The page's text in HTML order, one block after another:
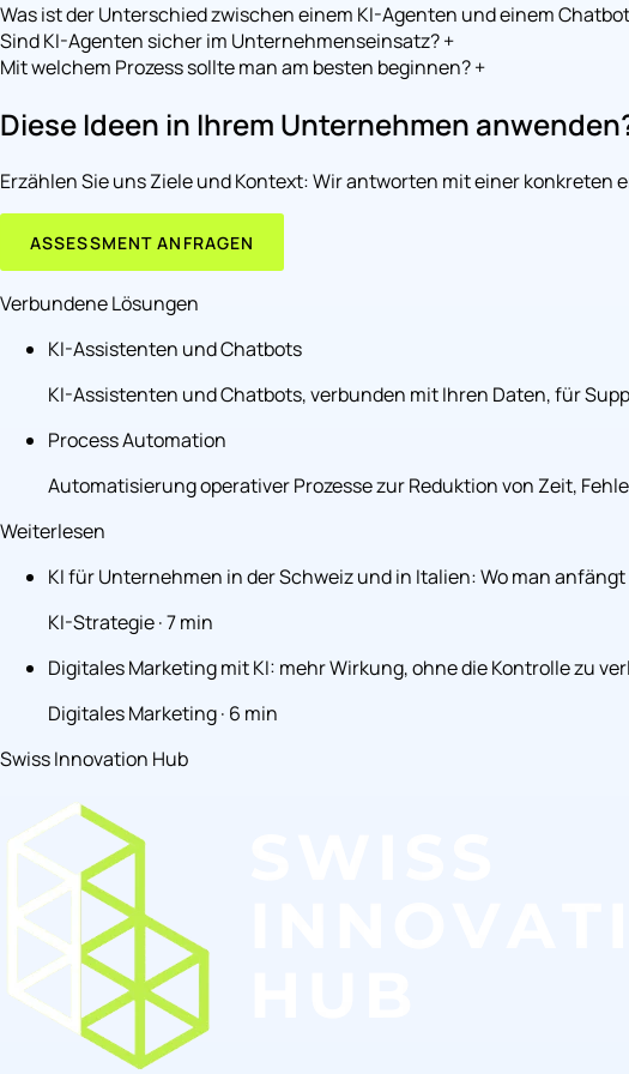
Was ist der Unterschied zwischen einem KI-Agenten und einem
Sind KI-Agenten sicher im Unternehmenseinsatz?+
Mit welchem Prozess sollte man am besten beginnen?+
Diese Ideen in Ihrem Unternehmen
Erzählen Sie uns Ziele und Kontext: Wir antworten mit einer
ASSESSMENT ANFRAGEN
Verbundene Lösungen
KI-Assistenten und Chatbots
KI-Assistenten und Chatbots, verbunden mit Ihren Daten, für
Process Automation
Automatisierung operativer Prozesse zur Reduktion von Zeit,
Weiterlesen
KI für Unternehmen in der Schweiz und in Italien: Wo man anfängt
KI-Strategie · 7 min
Digitales Marketing mit KI: mehr Wirkung, ohne die Kontrolle zu
Digitales Marketing · 6 min
Swiss Innovation Hub